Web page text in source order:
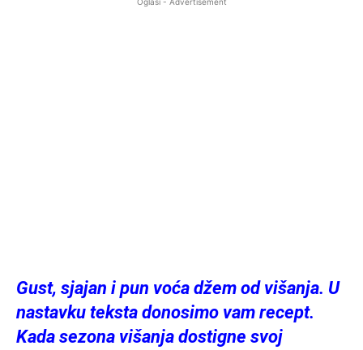
Gust, sjajan i pun voća džem od višanja. U
nastavku teksta donosimo vam recept.
Kada sezona višanja dostigne svoj